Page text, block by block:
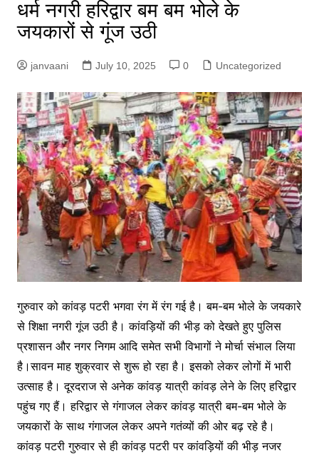
धर्म नगरी हरिद्वार बम बम भोले के
जयकारों से गूंज उठी
janvaani July 10, 2025 0 Uncategorized
गुरुवार को कांवड़ पटरी भगवा रंग में रंग गई है। बम-बम भोले के जयकारे
से शिक्षा नगरी गूंज उठी है। कांवड़ियों की भीड़ को देखते हुए पुलिस
प्रशासन और नगर निगम आदि समेत सभी विभागों ने मोर्चा संभाल लिया
है।सावन माह शुक्रवार से शुरू हो रहा है। इसको लेकर लोगों में भारी
उत्साह है। दूरदराज से अनेक कांवड़ यात्री कांवड़ लेने के लिए हरिद्वार
पहुंच गए हैं। हरिद्वार से गंगाजल लेकर कांवड़ यात्री बम-बम भोले के
जयकारों के साथ गंगाजल लेकर अपने गतंव्यों की ओर बढ़ रहे है।
कांवड़ पटरी गुरुवार से ही कांवड़ पटरी पर कांवड़ियों की भीड़ नजर